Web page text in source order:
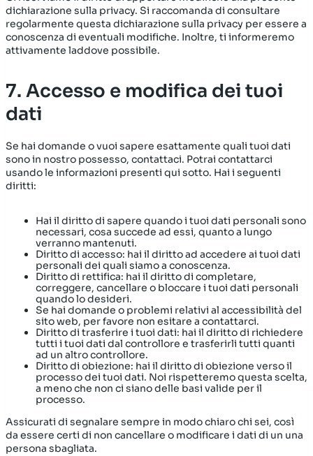
dichiarazione sulla privacy. Si raccomanda di consultare
regolarmente questa dichiarazione sulla privacy per essere a
conoscenza di eventuali modifiche. Inoltre, ti informeremo
attivamente laddove possibile.
7. Accesso e modifica dei tuoi
dati
Se hai domande o vuoi sapere esattamente quali tuoi dati
sono in nostro possesso, contattaci. Potrai contattarci
usando le informazioni presenti qui sotto. Hai i seguenti
diritti:
Hai il diritto di sapere quando i tuoi dati personali sono
necessari, cosa succede ad essi, quanto a lungo
verranno mantenuti.
Diritto di accesso: hai il diritto ad accedere ai tuoi dati
personali dei quali siamo a conoscenza.
Diritto di rettifica: hai il diritto di completare,
correggere, cancellare o bloccare i tuoi dati personali
quando lo desideri.
Se hai domande o problemi relativi al accessibilità del
sito web, per favore non esitare a contattarci.
Diritto di trasferire i tuoi dati: hai il diritto di richiedere
tutti i tuoi dati dal controllore e trasferirli tutti quanti
ad un altro controllore.
Diritto di obiezione: hai il diritto di obiezione verso il
processo dei tuoi dati. Noi rispetteremo questa scelta,
a meno che non ci siano delle basi valide per il
processo.
Assicurati di segnalare sempre in modo chiaro chi sei, così
da essere certi di non cancellare o modificare i dati di un una
persona sbagliata.